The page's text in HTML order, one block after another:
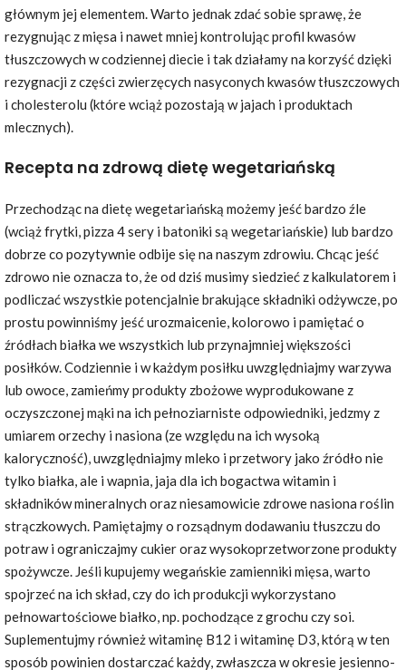
głównym jej elementem. Warto jednak zdać sobie sprawę, że
rezygnując z mięsa i nawet mniej kontrolując profil kwasów
tłuszczowych w codziennej diecie i tak działamy na korzyść dzięki
rezygnacji z części zwierzęcych nasyconych kwasów tłuszczowych
i cholesterolu (które wciąż pozostają w jajach i produktach
mlecznych).
Recepta na zdrową dietę wegetariańską
Przechodząc na dietę wegetariańską możemy jeść bardzo źle
(wciąż frytki, pizza 4 sery i batoniki są wegetariańskie) lub bardzo
dobrze co pozytywnie odbije się na naszym zdrowiu. Chcąc jeść
zdrowo nie oznacza to, że od dziś musimy siedzieć z kalkulatorem i
podliczać wszystkie potencjalnie brakujące składniki odżywcze, po
prostu powinniśmy jeść urozmaicenie, kolorowo i pamiętać o
źródłach białka we wszystkich lub przynajmniej większości
posiłków. Codziennie i w każdym posiłku uwzględniajmy warzywa
lub owoce, zamieńmy produkty zbożowe wyprodukowane z
oczyszczonej mąki na ich pełnoziarniste odpowiedniki, jedzmy z
umiarem orzechy i nasiona (ze względu na ich wysoką
kaloryczność), uwzględniajmy mleko i przetwory jako źródło nie
tylko białka, ale i wapnia, jaja dla ich bogactwa witamin i
składników mineralnych oraz niesamowicie zdrowe nasiona roślin
strączkowych. Pamiętajmy o rozsądnym dodawaniu tłuszczu do
potraw i ograniczajmy cukier oraz wysokoprzetworzone produkty
spożywcze. Jeśli kupujemy wegańskie zamienniki mięsa, warto
spojrzeć na ich skład, czy do ich produkcji wykorzystano
pełnowartościowe białko, np. pochodzące z grochu czy soi.
Suplementujmy również witaminę B12 i witaminę D3, którą w ten
sposób powinien dostarczać każdy, zwłaszcza w okresie jesienno-